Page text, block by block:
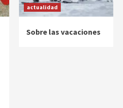
actualidad
Sobre las vacaciones